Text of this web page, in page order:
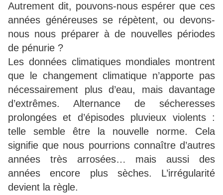
Autrement dit, pouvons-nous espérer que ces
années généreuses se répètent, ou devons-
nous nous préparer à de nouvelles périodes
de pénurie ?
Les données climatiques mondiales montrent
que le changement climatique n’apporte pas
nécessairement plus d’eau, mais davantage
d’extrêmes. Alternance de sécheresses
prolongées et d’épisodes pluvieux violents :
telle semble être la nouvelle norme. Cela
signifie que nous pourrions connaître d’autres
années très arrosées… mais aussi des
années encore plus sèches. L’irrégularité
devient la règle.